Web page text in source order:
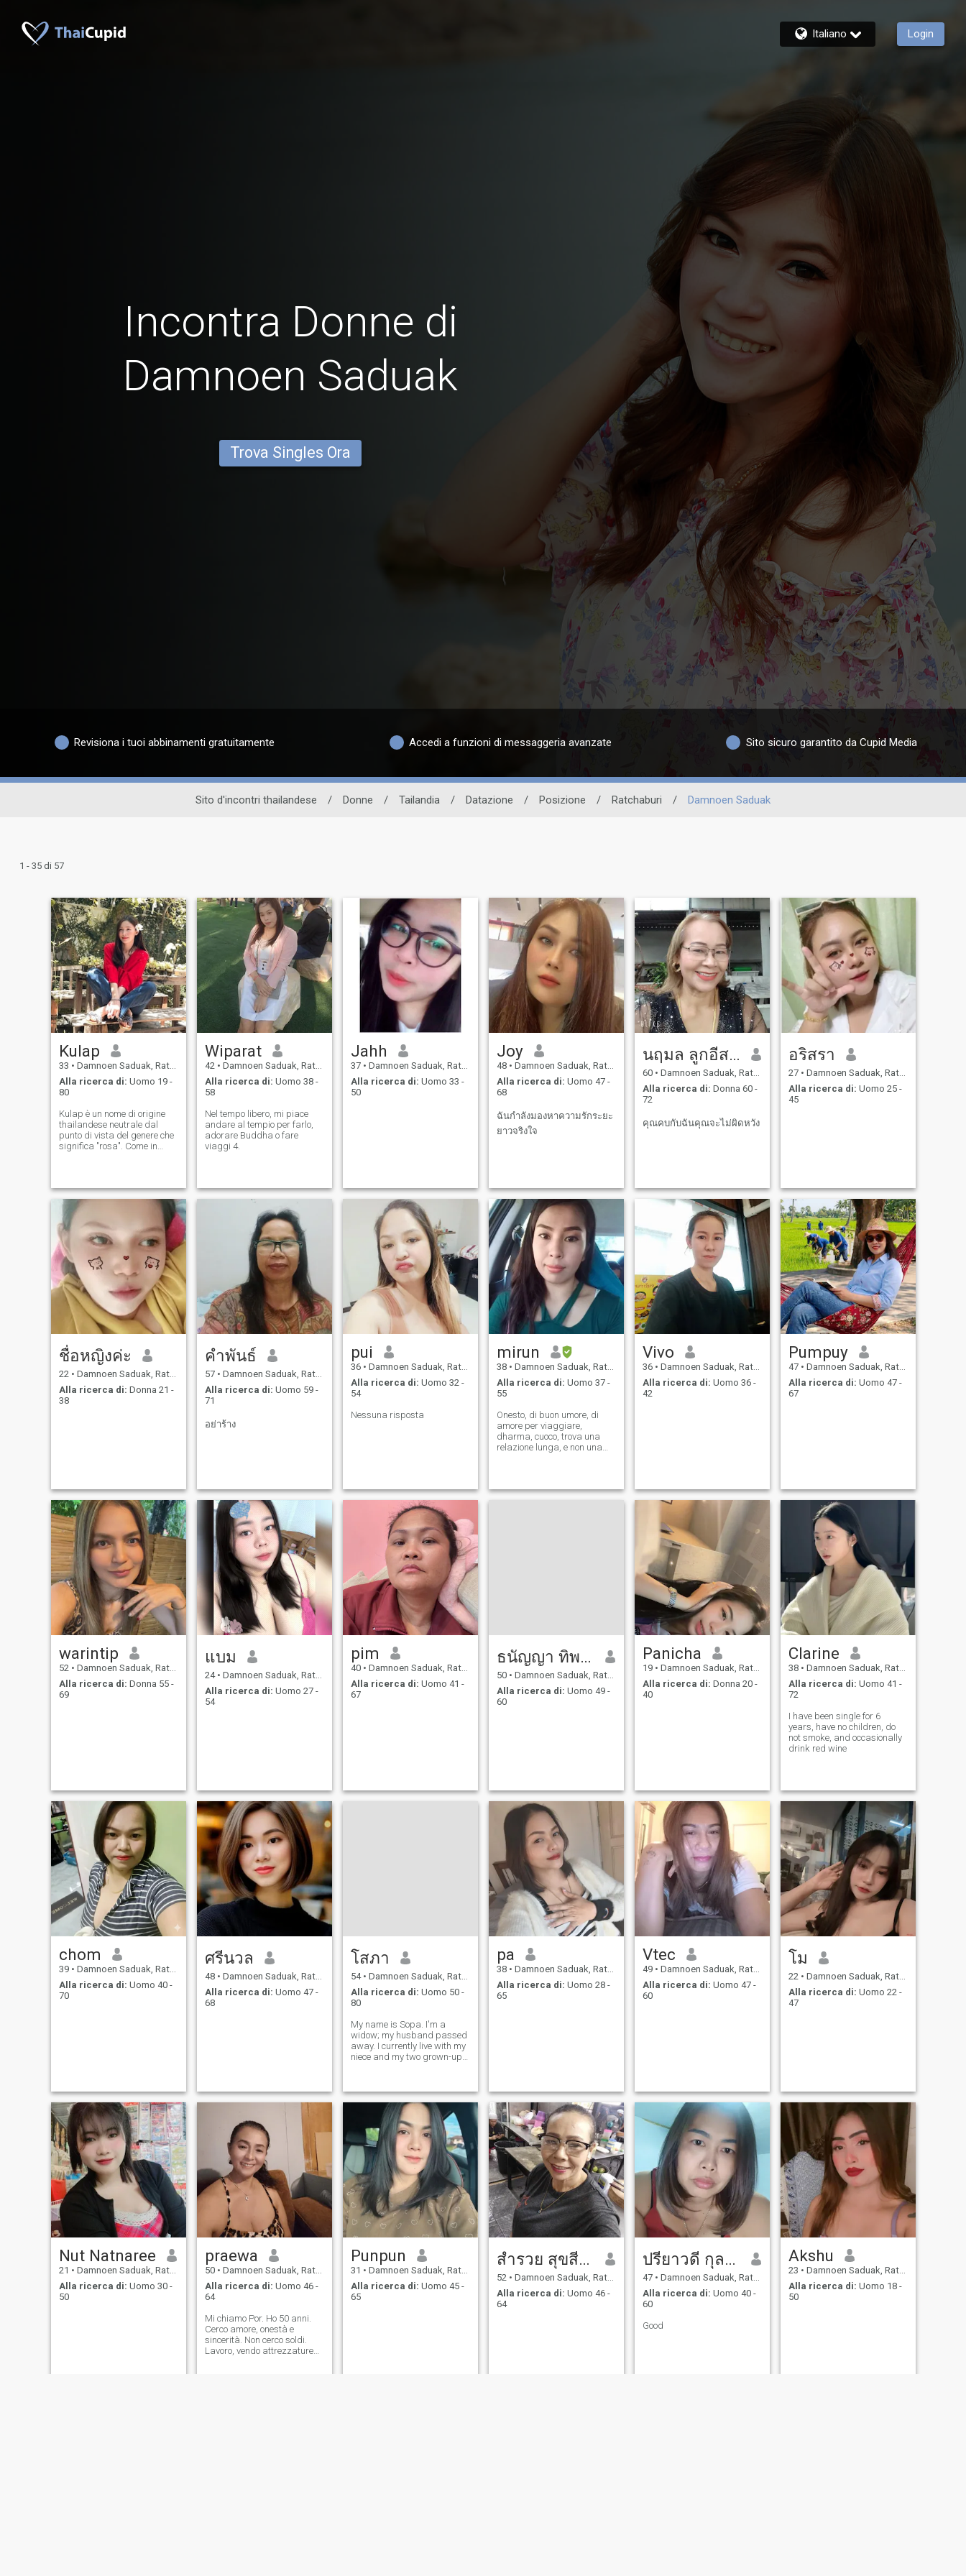
Italiano Login
Incontra Donne di
Damnoen Saduak
Trova Singles Ora
Revisiona i tuoi abbinamenti gratuitamente Accedi a funzioni di messaggeria avanzate Sito sicuro garantito da Cupid Media
Sito d'incontri thailandese / Donne / Tailandia / Datazione / Posizione / Ratchaburi / Damnoen Saduak
1 - 35 di 57
Kulap
33 • Damnoen Saduak, Ratchaburi, Thailandia
Alla ricerca di: Uomo 19 -
80
Kulap è un nome di origine
thailandese neutrale dal
punto di vista del genere che
significa "rosa". Come in
come incarnazione di amore
e amicizia. Nazionalità-
Thailandia
Wiparat
42 • Damnoen Saduak, Ratchaburi, Thailandia
Alla ricerca di: Uomo 38 -
58
Nel tempo libero, mi piace
andare al tempio per farlo,
adorare Buddha o fare
viaggi 4.
Jahh
37 • Damnoen Saduak, Ratchaburi, Thailandia
Alla ricerca di: Uomo 33 -
50
Joy
48 • Damnoen Saduak, Ratchaburi, Thailandia
Alla ricerca di: Uomo 47 -
68
ฉันกำลังมองหาความรักระยะ
ยาวจริงใจ
นฤมล ลูกอีสาน
60 • Damnoen Saduak, Ratchaburi, Thailandia
Alla ricerca di: Donna 60 -
72
คุณคบกับฉันคุณจะไม่ผิดหวัง
อริสรา
27 • Damnoen Saduak, Ratchaburi, Thailandia
Alla ricerca di: Uomo 25 -
45
ชื่อหญิงค่ะ
22 • Damnoen Saduak, Ratchaburi, Thailandia
Alla ricerca di: Donna 21 -
38
คําพันธ์
57 • Damnoen Saduak, Ratchaburi, Thailandia
Alla ricerca di: Uomo 59 -
71
อย่าร้าง
pui
36 • Damnoen Saduak, Ratchaburi, Thailandia
Alla ricerca di: Uomo 32 -
54
Nessuna risposta
mirun
38 • Damnoen Saduak, Ratchaburi, Thailandia
Alla ricerca di: Uomo 37 -
55
Onesto, di buon umore, di
amore per viaggiare,
dharma, cuoco, trova una
relazione lunga, e non una
Vivo
36 • Damnoen Saduak, Ratchaburi, Thailandia
Alla ricerca di: Uomo 36 -
42
Pumpuy
47 • Damnoen Saduak, Ratchaburi, Thailandia
Alla ricerca di: Uomo 47 -
67
warintip
52 • Damnoen Saduak, Ratchaburi, Thailandia
Alla ricerca di: Donna 55 -
69
แบม
24 • Damnoen Saduak, Ratchaburi, Thailandia
Alla ricerca di: Uomo 27 -
54
pim
40 • Damnoen Saduak, Ratchaburi, Thailandia
Alla ricerca di: Uomo 41 -
67
ธนัญญา ทิพย์แสง
50 • Damnoen Saduak, Ratchaburi, Thailandia
Alla ricerca di: Uomo 49 -
60
Panicha
19 • Damnoen Saduak, Ratchaburi, Thailandia
Alla ricerca di: Donna 20 -
40
Clarine
38 • Damnoen Saduak, Ratchaburi, Thailandia
Alla ricerca di: Uomo 41 -
72
I have been single for 6
years, have no children, do
not smoke, and occasionally
drink red wine
chom
39 • Damnoen Saduak, Ratchaburi, Thailandia
Alla ricerca di: Uomo 40 -
70
ศรีนวล
48 • Damnoen Saduak, Ratchaburi, Thailandia
Alla ricerca di: Uomo 47 -
68
โสภา
54 • Damnoen Saduak, Ratchaburi, Thailandia
Alla ricerca di: Uomo 50 -
80
My name is Sopa. I'm a
widow; my husband passed
away. I currently live with my
niece and my two grown-up
businesswoman.
pa
38 • Damnoen Saduak, Ratchaburi, Thailandia
Alla ricerca di: Uomo 28 -
65
Vtec
49 • Damnoen Saduak, Ratchaburi, Thailandia
Alla ricerca di: Uomo 47 -
60
โม
22 • Damnoen Saduak, Ratchaburi, Thailandia
Alla ricerca di: Uomo 22 -
47
Nut Natnaree
21 • Damnoen Saduak, Ratchaburi, Thailandia
Alla ricerca di: Uomo 30 -
50
praewa
50 • Damnoen Saduak, Ratchaburi, Thailandia
Alla ricerca di: Uomo 46 -
64
Mi chiamo Por. Ho 50 anni.
Cerco amore, onestà e
sincerità. Non cerco soldi.
Lavoro, vendo attrezzature
Punpun
31 • Damnoen Saduak, Ratchaburi, Thailandia
Alla ricerca di: Uomo 45 -
65
สํารวย สุขสีดา
52 • Damnoen Saduak, Ratchaburi, Thailandia
Alla ricerca di: Uomo 46 -
64
ปรียาวดี กุลจิราพิพัฒน์
47 • Damnoen Saduak, Ratchaburi, Thailandia
Alla ricerca di: Uomo 40 -
60
Good
Akshu
23 • Damnoen Saduak, Ratchaburi, Thailandia
Alla ricerca di: Uomo 18 -
50